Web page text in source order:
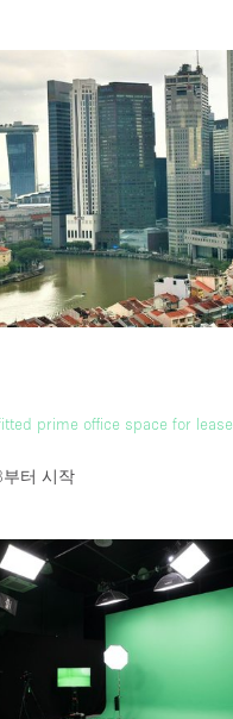
prime office space for lease
부터 시작